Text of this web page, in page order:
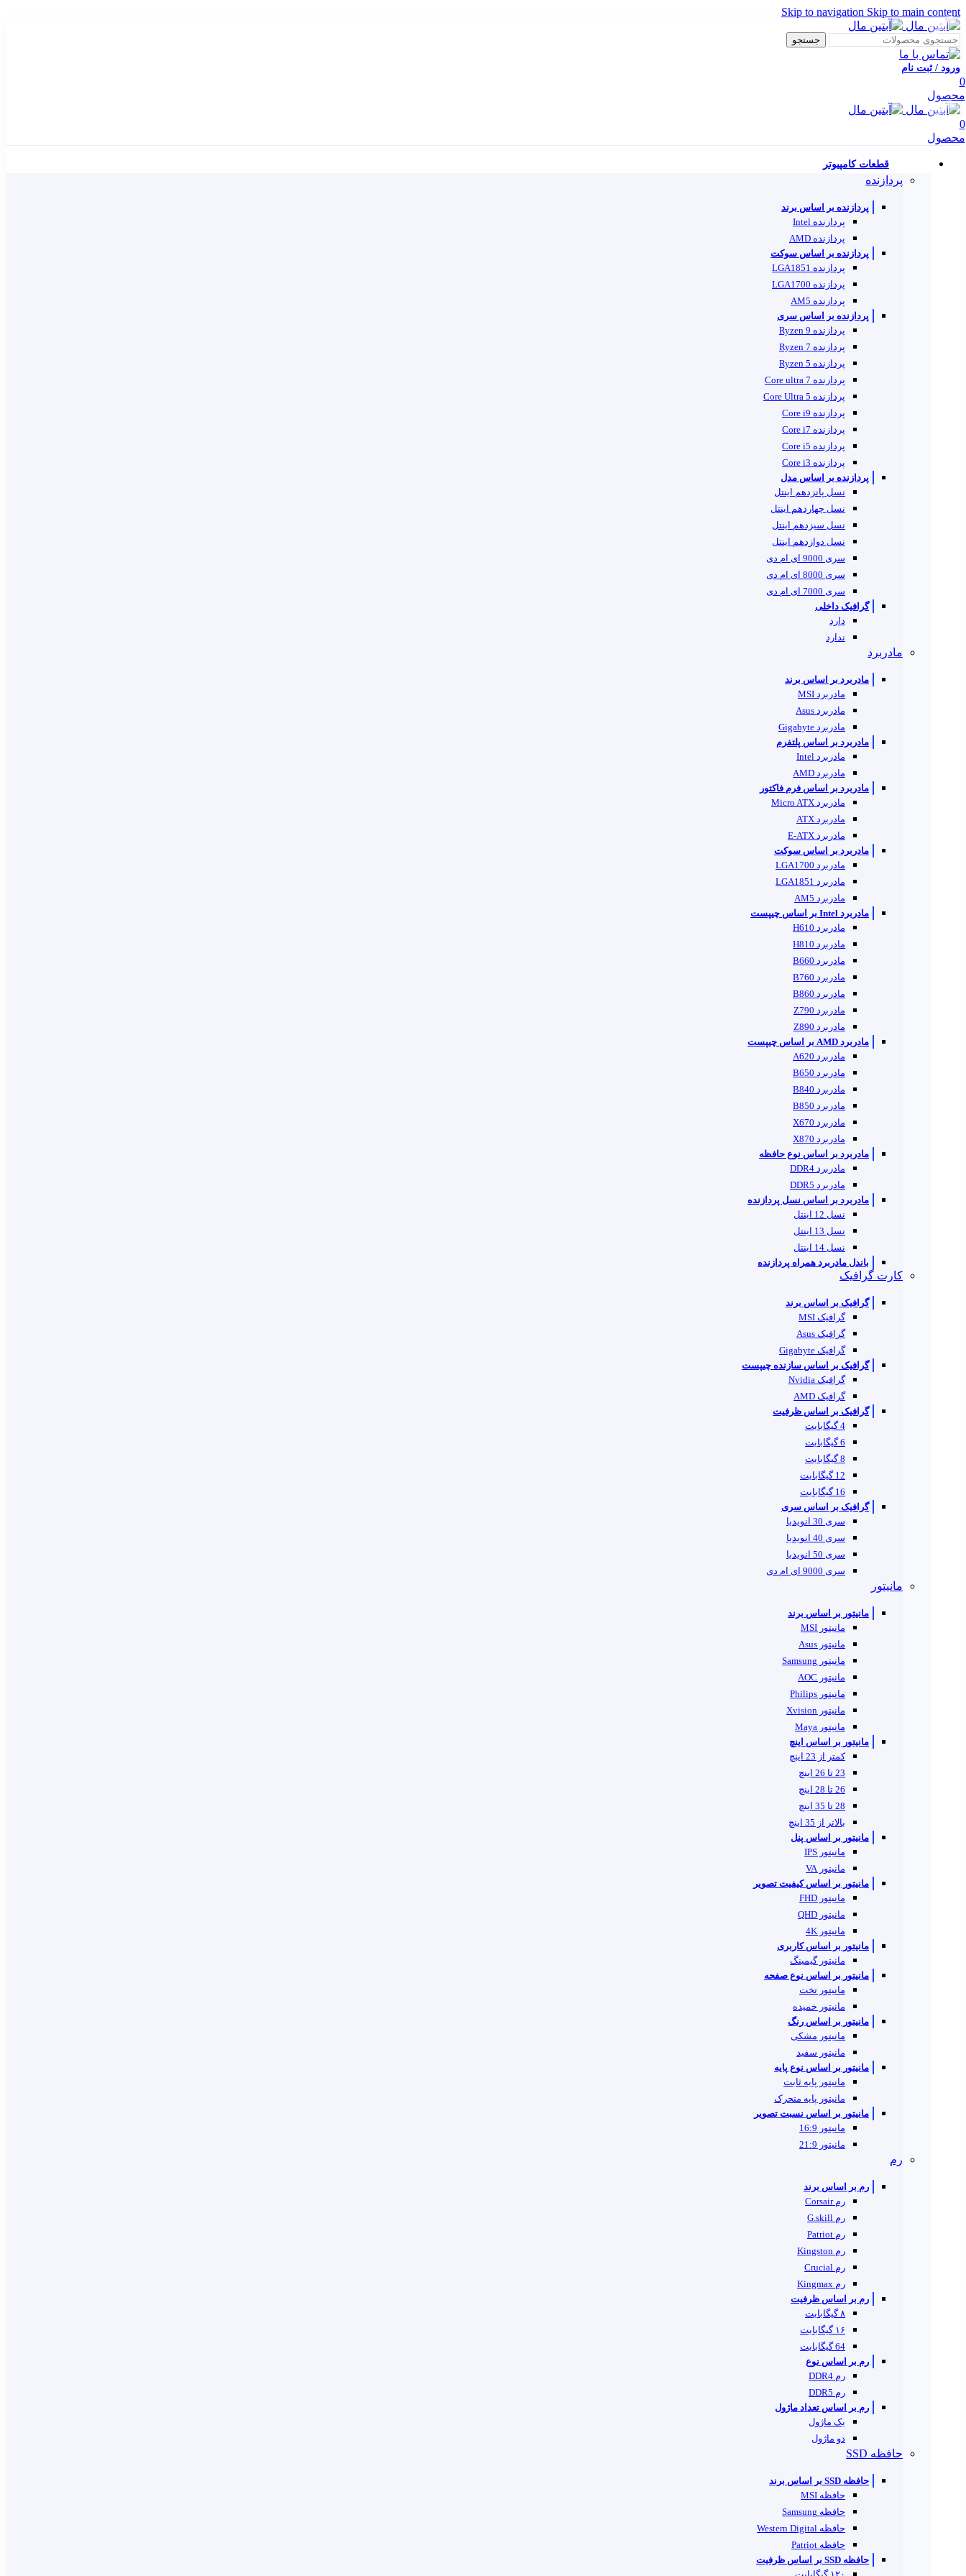
Skip to navigation Skip to main content
جستجو
ورود / ثبت نام
0
محصول
0
محصول
قطعات کامپیوتر
پردازنده
پردازنده بر اساس برند
پردازنده Intel
پردازنده AMD
پردازنده بر اساس سوکت
پردازنده LGA1851
پردازنده LGA1700
پردازنده AM5
پردازنده بر اساس سری
پردازنده Ryzen 9
پردازنده Ryzen 7
پردازنده Ryzen 5
پردازنده Core ultra 7
پردازنده Core Ultra 5
پردازنده Core i9
پردازنده Core i7
پردازنده Core i5
پردازنده Core i3
پردازنده بر اساس مدل
نسل پانزدهم اینتل
نسل چهاردهم اینتل
نسل سیزدهم اینتل
نسل دوازدهم اینتل
سری 9000 ای ام دی
سری 8000 ای ام دی
سری 7000 ای ام دی
گرافیک داخلی
دارد
ندارد
مادربرد
مادربرد بر اساس برند
مادربرد MSI
مادربرد Asus
مادربرد Gigabyte
مادربرد بر اساس پلتفرم
مادربرد Intel
مادربرد AMD
مادربرد بر اساس فرم فاکتور
مادربرد Micro ATX
مادربرد ATX
مادربرد E-ATX
مادربرد بر اساس سوکت
مادربرد LGA1700
مادربرد LGA1851
مادربرد AM5
مادربرد Intel بر اساس چیپست
مادربرد H610
مادربرد H810
مادربرد B660
مادربرد B760
مادربرد B860
مادربرد Z790
مادربرد Z890
مادربرد AMD بر اساس چیپست
مادربرد A620
مادربرد B650
مادربرد B840
مادربرد B850
مادربرد X670
مادربرد X870
مادربرد بر اساس نوع حافظه
مادربرد DDR4
مادربرد DDR5
مادربرد بر اساس نسل پردازنده
نسل 12 اینتل
نسل 13 اینتل
نسل 14 اینتل
باندل مادربرد همراه پردازنده
کارت گرافیک
گرافیک بر اساس برند
گرافیک MSI
گرافیک Asus
گرافیک Gigabyte
گرافیک بر اساس سازنده چیپست
گرافیک Nvidia
گرافیک AMD
گرافیک بر اساس ظرفیت
4 گیگابایت
6 گیگابایت
8 گیگابایت
12 گیگابایت
16 گیگابایت
گرافیک بر اساس سری
سری 30 انویدیا
سری 40 انویدیا
سری 50 انویدیا
سری 9000 ای ام دی
مانیتور
مانیتور بر اساس برند
مانیتور MSI
مانیتور Asus
مانیتور Samsung
مانیتور AOC
مانیتور Philips
مانیتور Xvision
مانیتور Maya
مانیتور بر اساس اینچ
کمتر از 23 اینچ
23 تا 26 اینچ
26 تا 28 اینچ
28 تا 35 اینچ
بالاتر از 35 اینچ
مانیتور بر اساس پنل
مانیتور IPS
مانیتور VA
مانیتور بر اساس کیفیت تصویر
مانیتور FHD
مانیتور QHD
مانیتور 4K
مانیتور بر اساس کاربری
مانیتور گیمینگ
مانیتور بر اساس نوع صفحه
مانیتور تخت
مانیتور خمیده
مانیتور بر اساس رنگ
مانیتور مشکی
مانیتور سفید
مانیتور بر اساس نوع پایه
مانیتور پایه ثابت
مانیتور پایه متحرک
مانیتور بر اساس نسبت تصویر
مانیتور 16:9
مانیتور 21:9
رم
رم بر اساس برند
رم Corsair
رم G.skill
رم Patriot
رم Kingston
رم Crucial
رم Kingmax
رم بر اساس ظرفیت
۸ گیگابایت
۱۶ گیگابایت
64 گیگابایت
رم بر اساس نوع
رم DDR4
رم DDR5
رم بر اساس تعداد ماژول
یک ماژول
دو ماژول
حافظه SSD
حافظه SSD بر اساس برند
حافظه MSI
حافظه Samsung
حافظه Western Digital
حافظه Patriot
حافظه SSD بر اساس ظرفیت